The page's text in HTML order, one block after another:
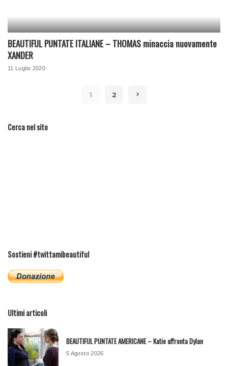
BEAUTIFUL PUNTATE ITALIANE – THOMAS minaccia nuovamente
XANDER
11 Luglio 2020
1 2
Cerca nel sito
Sostieni #twittamibeautiful
Ultimi articoli
BEAUTIFUL PUNTATE AMERICANE – Katie affronta Dylan
5 Agosto 2026